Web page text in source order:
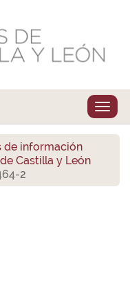
de información
Castilla y León
2